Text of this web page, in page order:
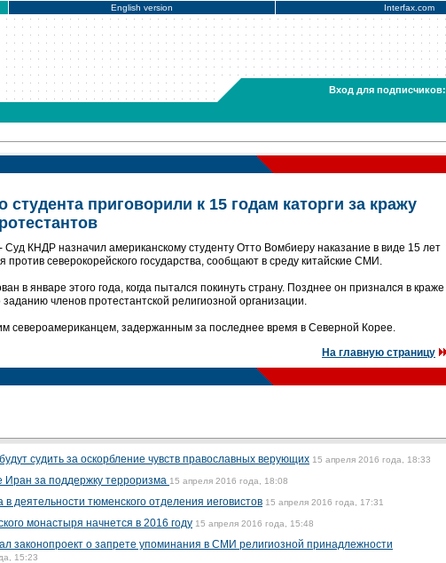
English version Interfax.com
Вход для подписчиков:
приговорили к 15 годам каторги за кражу
КНДР назначил американскому студенту Отто Вомбиеру наказание в виде 15 лет
против северокорейского государства, сообщают в среду китайские СМИ.
в январе этого года, когда пытался покинуть страну. Позднее он признался в краже
членов протестантской религиозной организации.
североамериканцем, задержанным за последнее время в Северной Корее.
На главную страницу
судить за оскорбление чувств православных верующих 15 апреля 2016 года, 18:33
за поддержку терроризма 15 апреля 2016 года, 18:08
деятельности тюменского отделения иеговистов 15 апреля 2016 года, 17:31
монастыря начнется в 2016 году 15 апреля 2016 года, 15:48
законопроект о запрете упоминания в СМИ религиозной принадлежности
15:23